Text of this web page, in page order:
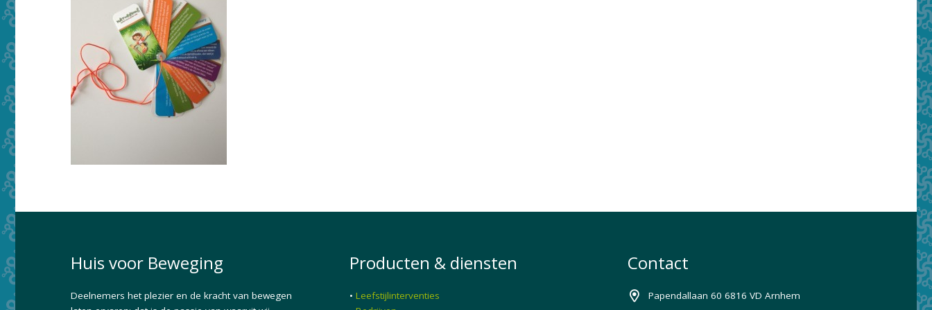
Huis voor Beweging
Deelnemers het plezier en de kracht van bewegen
Producten & diensten
• Leefstijlinterventies
Contact
Papendallaan 60 6816 VD Arnhem